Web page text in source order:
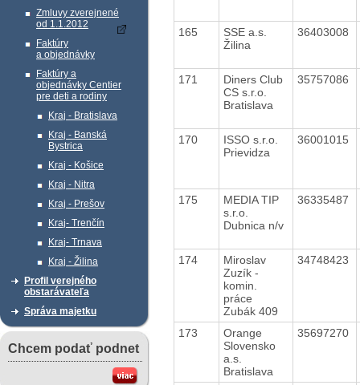
Zmluvy zverejnené
od 1.1.2012
Faktúry
a objednávky
Faktúry a
objednávky Centier
pre deti a rodiny
Kraj - Bratislava
Kraj - Banská
Bystrica
Kraj - Košice
Kraj - Nitra
Kraj - Prešov
Kraj- Trenčín
Kraj- Trnava
Kraj - Žilina
Profil verejného
obstarávateľa
Správa majetku
Chcem podať podnet
165
SSE a.s.
Žilina
36403008
171
Diners Club
CS s.r.o.
Bratislava
35757086
170
ISSO s.r.o.
Prievidza
36001015
175
MEDIA TIP
s.r.o.
Dubnica n/v
36335487
174
Miroslav
Zuzík -
komin.
práce
Zubák 409
34748423
173
Orange
Slovensko
a.s.
Bratislava
35697270